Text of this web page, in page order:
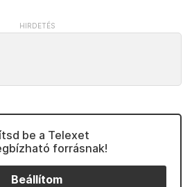
be a Telexet
forrásnak!
Beállítom